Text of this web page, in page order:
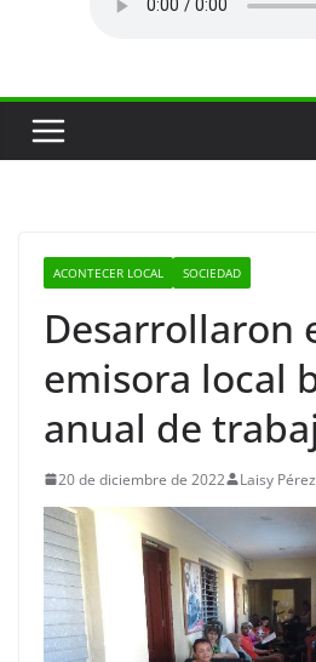
ACONTECER LOCAL SOCIEDAD
Desarrollaron
emisora local
anual de
20 de diciembre de 2022 Laisy